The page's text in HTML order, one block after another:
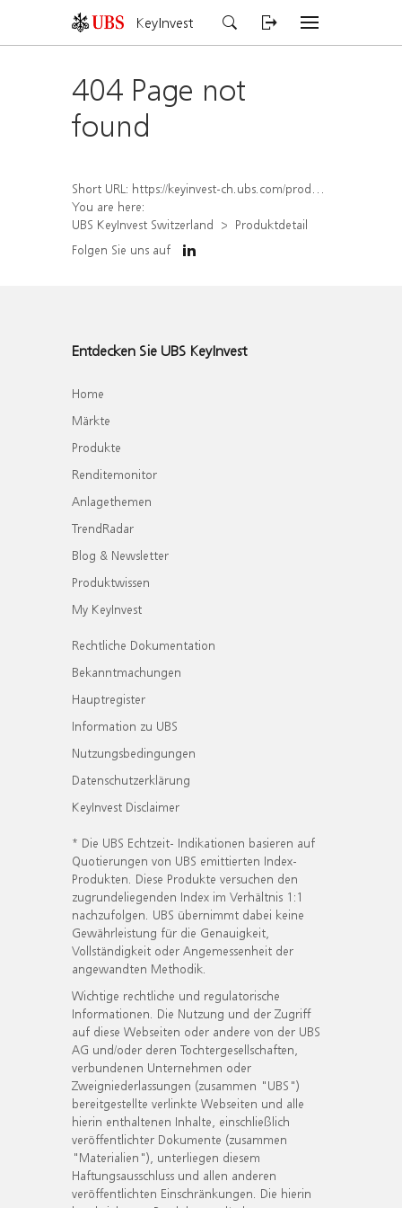
KeyInvest
404 Page not
found
Short URL: https://keyinvest-ch.ubs.com/produkt/detail/index/isin/CH1578791522
You are here:
UBS KeyInvest Switzerland
Produktdetail
Folgen Sie uns auf
Entdecken Sie UBS KeyInvest
Home
Märkte
Produkte
Renditemonitor
Anlagethemen
TrendRadar
Blog & Newsletter
Produktwissen
My KeyInvest
Rechtliche Dokumentation
Bekanntmachungen
Hauptregister
Information zu UBS
Nutzungsbedingungen
Datenschutzerklärung
KeyInvest Disclaimer
* Die UBS Echtzeit- Indikationen basieren auf
Quotierungen von UBS emittierten Index-
Produkten. Diese Produkte versuchen den
zugrundeliegenden Index im Verhältnis 1:1
nachzufolgen. UBS übernimmt dabei keine
Gewährleistung für die Genauigkeit,
Vollständigkeit oder Angemessenheit der
angewandten Methodik.
Wichtige rechtliche und regulatorische
Informationen. Die Nutzung und der Zugriff
auf diese Webseiten oder andere von der UBS
AG und/oder deren Tochtergesellschaften,
verbundenen Unternehmen oder
Zweigniederlassungen (zusammen "UBS")
bereitgestellte verlinkte Webseiten und alle
hierin enthaltenen Inhalte, einschließlich
veröffentlichter Dokumente (zusammen
"Materialien"), unterliegen diesem
Haftungsausschluss und allen anderen
veröffentlichten Einschränkungen. Die hierin